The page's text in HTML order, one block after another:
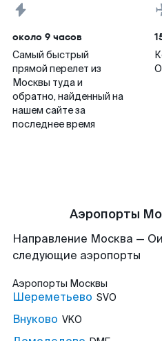
около 9 часов
Самый быстрый
прямой перелет из
Москвы туда и
обратно, найденный на
нашем сайте за
последнее время
Аэропорты
Направление Москва —
следующие аэропорты
Аэропорты Москвы
Шереметьево SVO
Внуково VKO